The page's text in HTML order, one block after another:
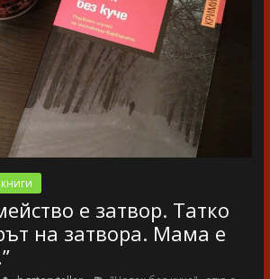
е затвор. Татко
на затвора. Мама е